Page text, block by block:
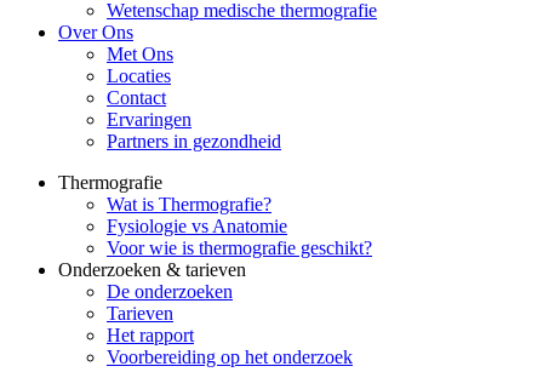
Wetenschap medische thermografie
Over Ons
Met Ons
Locaties
Contact
Ervaringen
Partners in gezondheid
Thermografie
Wat is Thermografie?
Fysiologie vs Anatomie
Voor wie is thermografie geschikt?
Onderzoeken & tarieven
De onderzoeken
Tarieven
Het rapport
Voorbereiding op het onderzoek